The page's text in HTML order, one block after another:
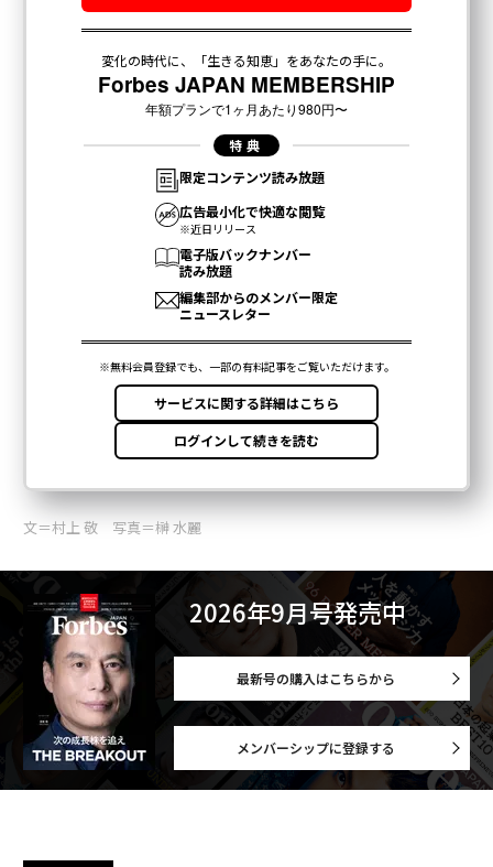
文＝村上 敬 写真＝榊 水麗
2026年9月号発売中
最新号の購入はこちらから
メンバーシップに登録する